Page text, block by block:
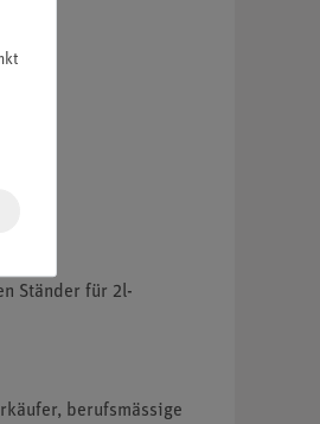
Ständer für 2l-
berufsmässige